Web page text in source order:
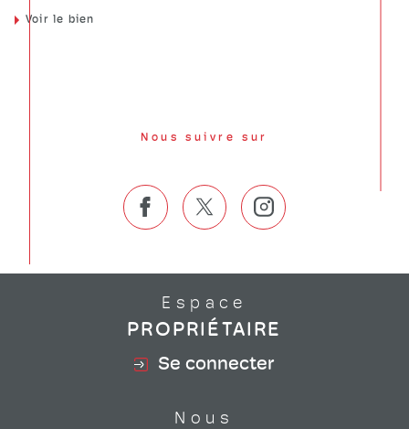
Voir le bien
Nous suivre sur
Espace
PROPRIÉTAIRE
Se connecter
Nous